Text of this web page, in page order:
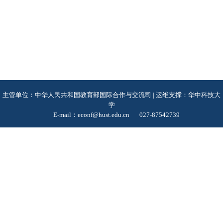
主管单位：中华人民共和国教育部国际合作与交流司 | 运维支撑：华中科技大
学
E-mail：econf@hust.edu.cn
027-87542739